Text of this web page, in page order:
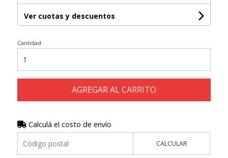
Ver cuotas y descuentos
Cantidad
AGREGAR AL CARRITO
Calculá el costo de envío
CALCULAR